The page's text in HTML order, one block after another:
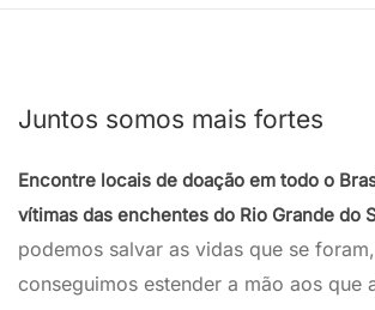
Juntos somos mais fortes
Encontre locais de doação em todo o
vítimas das enchentes do Rio Grande do
podemos salvar as vidas que se
conseguimos estender a mão aos que